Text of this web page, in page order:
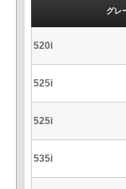
グレ
520i
525i
525i
535i